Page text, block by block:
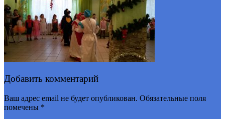
Добавить комментарий
Ваш адрес email не будет опубликован. Обязательные поля
помечены *